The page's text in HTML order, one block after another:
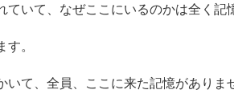
いて、なぜここにいるのかは全く記
。
て、全員、ここに来た記憶がありま